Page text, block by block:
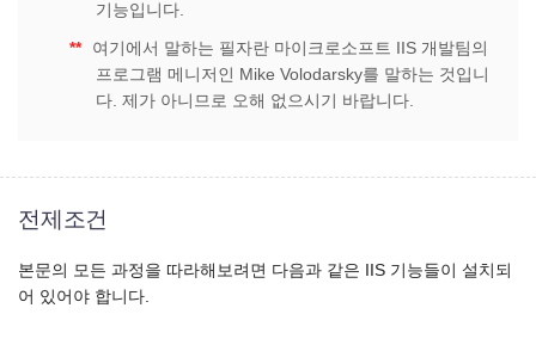
기능입니다.
**
여기에서 말하는 필자란 마이크로소프트 IIS 개발팀의
프로그램 메니저인 Mike Volodarsky를 말하는 것입니
다. 제가 아니므로 오해 없으시기 바랍니다.
전제조건
본문의 모든 과정을 따라해보려면 다음과 같은 IIS 기능들이 설치되
어 있어야 합니다.